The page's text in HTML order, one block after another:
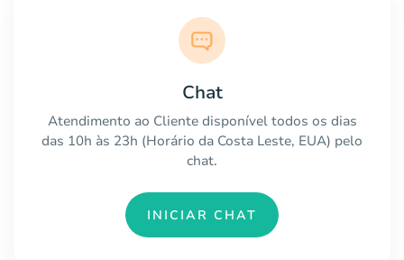
Chat
Atendimento ao Cliente disponível todos os dias
das 10h às 23h (Horário da Costa Leste, EUA) pelo
chat.
INICIAR CHAT